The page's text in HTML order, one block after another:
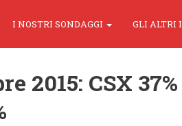
I NOSTRI SONDAGGI GLI ALTRI
2015: CSX 37%